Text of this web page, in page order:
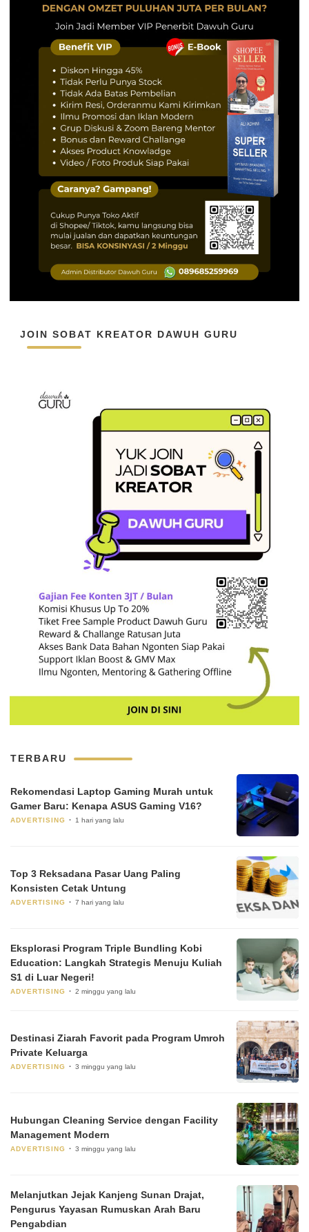
JOIN SOBAT KREATOR DAWUH GURU
TERBARU
Rekomendasi Laptop Gaming Murah untuk
Gamer Baru: Kenapa ASUS Gaming V16?
ADVERTISING 1 hari yang lalu
Top 3 Reksadana Pasar Uang Paling
Konsisten Cetak Untung
ADVERTISING 7 hari yang lalu
Eksplorasi Program Triple Bundling Kobi
Education: Langkah Strategis Menuju Kuliah
S1 di Luar Negeri!
ADVERTISING 2 minggu yang lalu
Destinasi Ziarah Favorit pada Program Umroh
Private Keluarga
ADVERTISING 3 minggu yang lalu
Hubungan Cleaning Service dengan Facility
Management Modern
ADVERTISING 3 minggu yang lalu
Melanjutkan Jejak Kanjeng Sunan Drajat,
Pengurus Yayasan Rumuskan Arah Baru
Pengabdian